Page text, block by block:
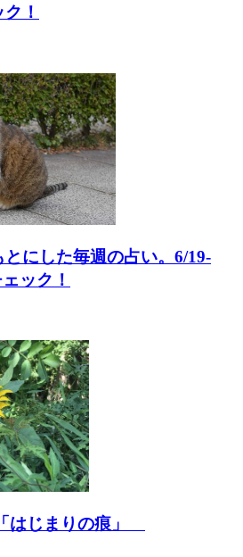
！
にした毎週の占い。6/19-
ック！
はじまりの痕」